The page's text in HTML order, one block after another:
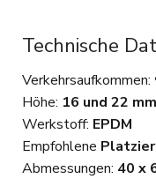
Technische
Verkehrsaufkommen:
Höhe: 16 und 22 mm
Werkstoff: EPDM
Empfohlene
Abmessungen: 40 x